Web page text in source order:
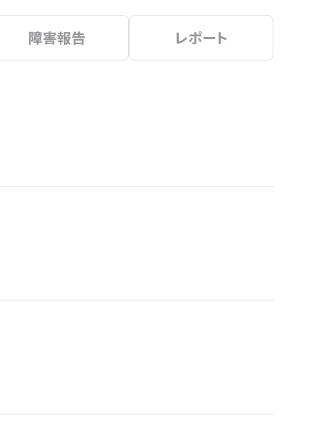
障害報告 レポート